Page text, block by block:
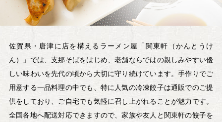
佐賀県・唐津に店を構えるラーメン屋「関東軒（かんとうけ
ん）」では、支那そばをはじめ、老舗ならではの親しみやすい優
しい味わいを先代の頃から大切に守り続けています。手作りでご
用意する一品料理の中でも、特に人気の冷凍餃子は通販でのご提
供をしており、ご自宅でも気軽に召し上がれることが魅力です。
全国各地へ配送対応できますので、家族や友人と関東軒の餃子を